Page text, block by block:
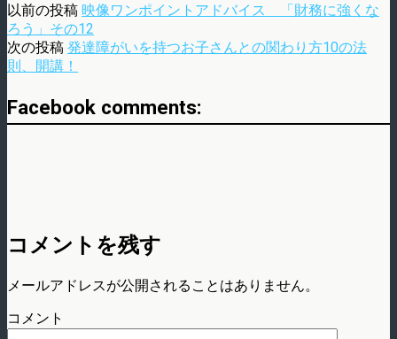
以前の投稿 映像ワンポイントアドバイス 「財務に強くな
ろう」その12
次の投稿 発達障がいを持つお子さんとの関わり方10の法
則、開講！
Facebook comments:
コメントを残す
メールアドレスが公開されることはありません。
コメント